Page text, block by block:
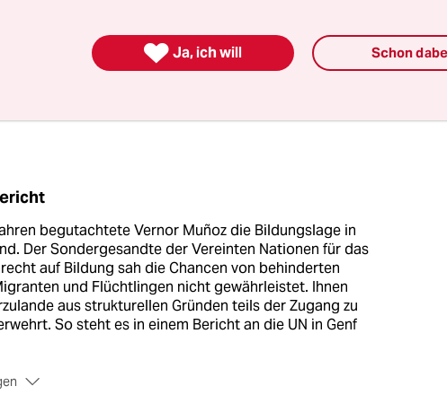
begutachtete Vernor Muñoz die Bildungslage in
Der Sondergesandte der Vereinten Nationen für das
auf Bildung sah die Chancen von behinderten
und Flüchtlingen nicht gewährleistet. Ihnen
aus strukturellen Gründen teils der Zugang zu
So steht es in einem Bericht an die UN in Genf
 Ja, ich will Schon